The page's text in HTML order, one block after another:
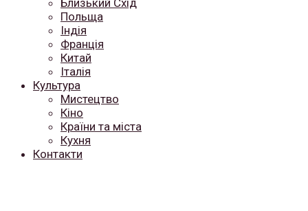
Близький Схід
Польща
Індія
Франція
Китай
Італія
Культура
Мистецтво
Кіно
Країни та міста
Кухня
Контакти